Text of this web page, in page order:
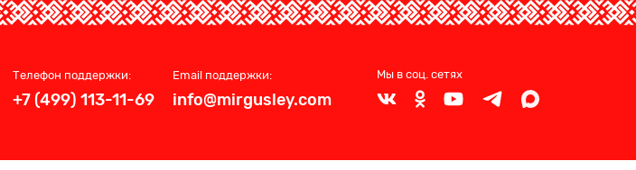
Телефон поддержки:
+7 (499) 113-11-69
Email поддержки:
info@mirgusley.com
Мы в соц. сетях